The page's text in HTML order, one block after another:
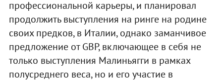
профессиональной карьеры, и планировал
продолжить выступления на ринге на родине
своих предков, в Италии, однако заманчивое
предложение от GBP, включающее в себя не
только выступления Малиньягги в рамках
полусреднего веса, но и его участие в